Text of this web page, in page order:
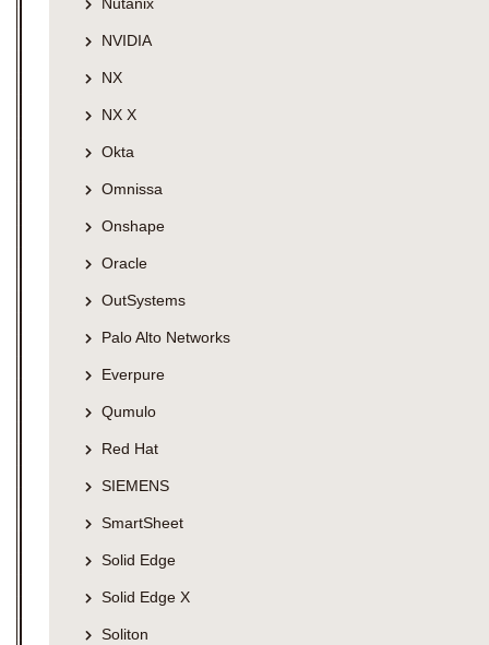
Nutanix
NVIDIA
NX
NX X
Okta
Omnissa
Onshape
Oracle
OutSystems
Palo Alto Networks
Everpure
Qumulo
Red Hat
SIEMENS
SmartSheet
Solid Edge
Solid Edge X
Soliton